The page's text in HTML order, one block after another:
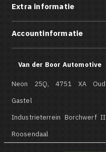
Extra informatie
Accountinformatie
Van der Boor Automotive
Neon 25Q, 4751 XA Oud
Gastel
Industrieterrein Borchwerf II
Roosendaal